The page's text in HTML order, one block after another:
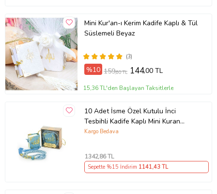
Mini Kur'an-ı Kerim Kadife Kaplı & Tül
Süslemeli Beyaz
(3)
%10 159,60 TL 144,00 TL
15,36 TL'den Başlayan Taksitlerle
10 Adet İsme Özel Kutulu İnci
Tesbihli Kadife Kaplı Mini Kuran
Mevlüt Hediyesi Mavi
Kargo Bedava
1342,86 TL
Sepette %15 İndirim 1141,43 TL